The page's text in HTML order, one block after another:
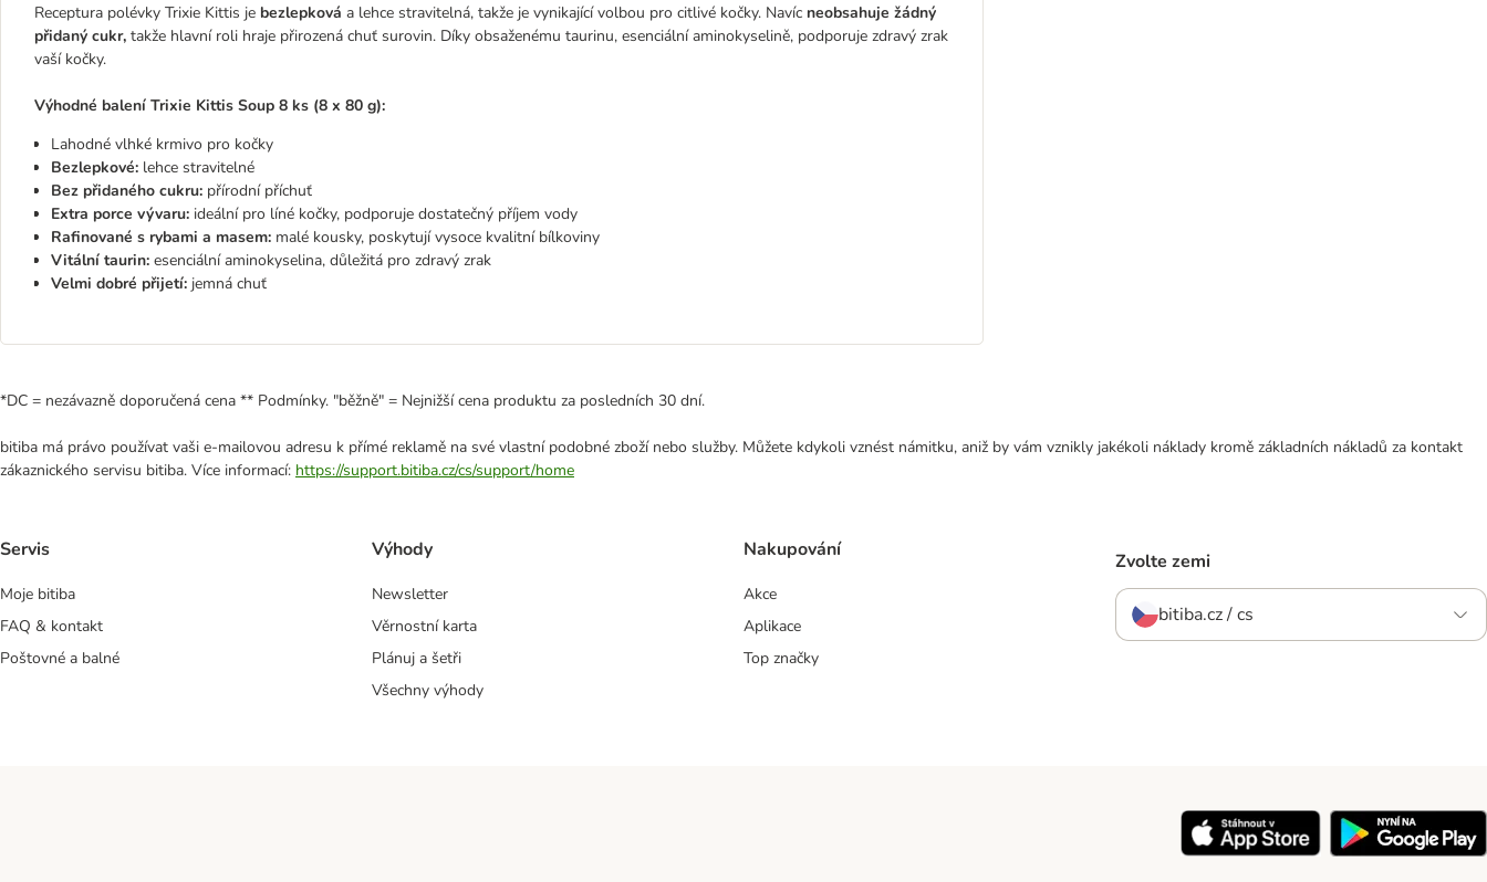
Receptura polévky Trixie Kittis je bezlepková a lehce stravitelná, takže je vynikající volbou pro citlivé kočky. Navíc neobsahuje žádný
přidaný cukr, takže hlavní roli hraje přirozená chuť surovin. Díky obsaženému taurinu, esenciální aminokyselině, podporuje zdravý zrak
vaší kočky.
Výhodné balení Trixie Kittis Soup 8 ks (8 x 80 g):
Lahodné vlhké krmivo pro kočky
Bezlepkové: lehce stravitelné
Bez přidaného cukru: přírodní příchuť
Extra porce vývaru: ideální pro líné kočky, podporuje dostatečný příjem vody
Rafinované s rybami a masem: malé kousky, poskytují vysoce kvalitní bílkoviny
Vitální taurin: esenciální aminokyselina, důležitá pro zdravý zrak
Velmi dobré přijetí: jemná chuť
*DC = nezávazně doporučená cena ** Podmínky. "běžně" = Nejnižší cena produktu za posledních 30 dní.
bitiba má právo používat vaši e-mailovou adresu k přímé reklamě na své vlastní podobné zboží nebo služby. Můžete kdykoli vznést námitku, aniž by vám vznikly jakékoli náklady kromě základních nákladů za kontakt
zákaznického servisu bitiba. Více informací: https://support.bitiba.cz/cs/support/home
Servis
Moje bitiba
FAQ & kontakt
Poštovné a balné
Výhody
Newsletter
Věrnostní karta
Plánuj a šetři
Všechny výhody
Nakupování
Akce
Aplikace
Top značky
Zvolte zemi
bitiba.cz / cs